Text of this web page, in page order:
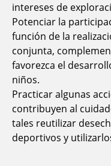
intereses de
Potenciar la
función de la
conjunta,
favorezca el
niños.
Practicar algunas
contribuyen al
tales reutilizar
deportivos y